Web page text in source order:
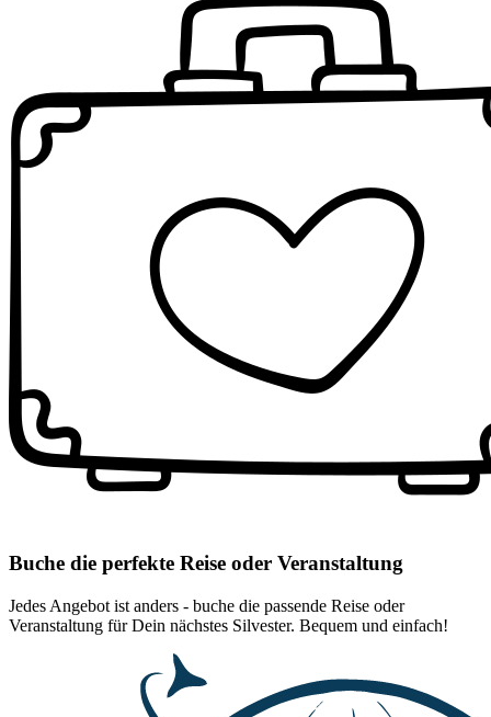
Buche die perfekte Reise oder Veranstaltung
Jedes Angebot ist anders - buche die passende Reise oder
Veranstaltung für Dein nächstes Silvester. Bequem und einfach!